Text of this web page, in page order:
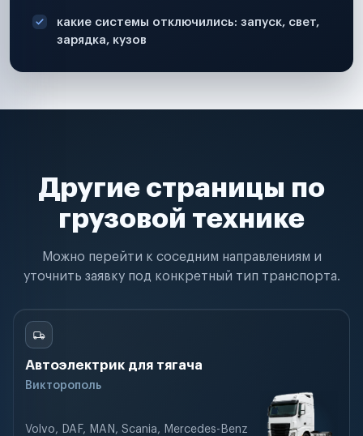
какие системы отключились: запуск, свет,
зарядка, кузов
Другие страницы по
грузовой технике
Можно перейти к соседним направлениям и
уточнить заявку под конкретный тип транспорта.
Автоэлектрик для тягача
Викторополь
Volvo, DAF, MAN, Scania, Mercedes-Benz